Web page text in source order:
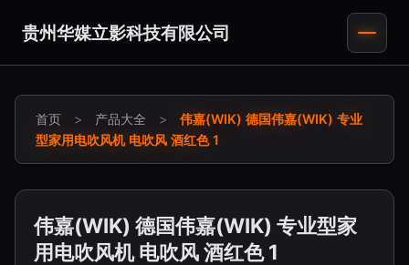
贵州华媒立影科技有限公司
首页 > 产品大全 >
伟嘉(WIK) 德国伟嘉(WIK) 专业
型家用电吹风机 电吹风 酒红色 1
伟嘉(WIK) 德国伟嘉(WIK) 专业型家
用电吹风机 电吹风 酒红色 1